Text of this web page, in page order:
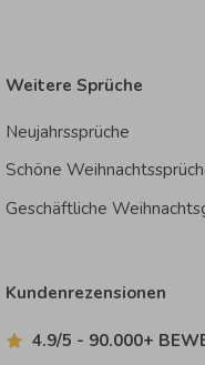
Weitere Sprüche
Neujahrssprüche
Schöne
Geschäftliche
Kundenrezensionen
4.9/5 - 90.000+